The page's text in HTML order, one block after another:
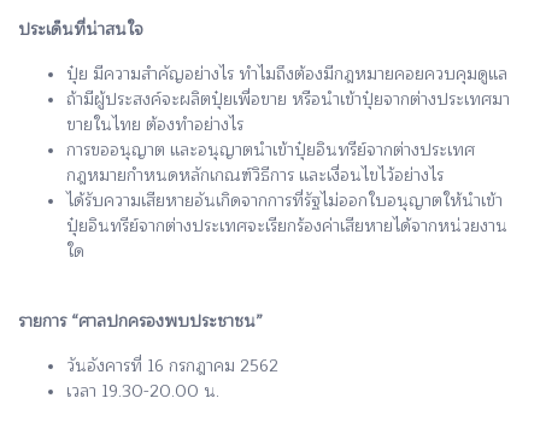
ประเด็นที่น่าสนใจ
ปุ๋ย มีความสำคัญอย่างไร ทำไมถึงต้องมีกฎหมายคอยควบคุมดูแล
ถ้ามีผู้ประสงค์จะผลิตปุ๋ยเพื่อขาย หรือนำเข้าปุ๋ยจากต่างประเทศมา
ขายในไทย ต้องทำอย่างไร
การขออนุญาต และอนุญาตนำเข้าปุ๋ยอินทรีย์จากต่างประเทศ
กฎหมายกำหนดหลักเกณฑ์วิธีการ และเงื่อนไขไว้อย่างไร
ได้รับความเสียหายอันเกิดจากการที่รัฐไม่ออกใบอนุญาตให้นำเข้า
ปุ๋ยอินทรีย์จากต่างประเทศจะเรียกร้องค่าเสียหายได้จากหน่วยงาน
ใด
รายการ “ศาลปกครองพบประชาชน”
วันอังคารที่ 16 กรกฎาคม 2562
เวลา 19.30-20.00 น.